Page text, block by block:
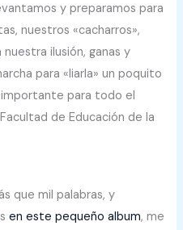
y preparamos para
nuestros «cacharros»,
ilusión, ganas y
para «liarla» un poquito
para todo el
de Educación de la
que mil palabras, y
en este pequeño album, me